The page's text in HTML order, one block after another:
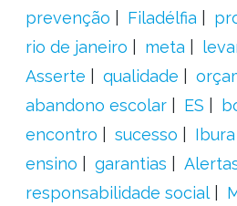
prevenção
Filadélfia
rio de janeiro
meta
Asserte
qualidade
abandono escolar
ES
encontro
sucesso
ensino
garantias
responsabilidade social